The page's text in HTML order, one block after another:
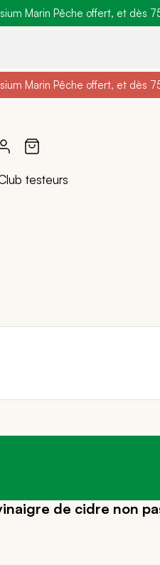
dès 30€ d'achat avec le
sélection de produits
Marin Pêche offert, et dès
dès 30€ d'achat avec le
sélection de produits
Marin Pêche offert, et dès
testeurs
de cidre non